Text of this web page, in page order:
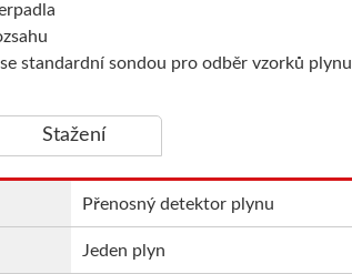
standardní sondou pro odběr vzorků plynu
Stažení
Přenosný detektor plynu
Jeden plyn